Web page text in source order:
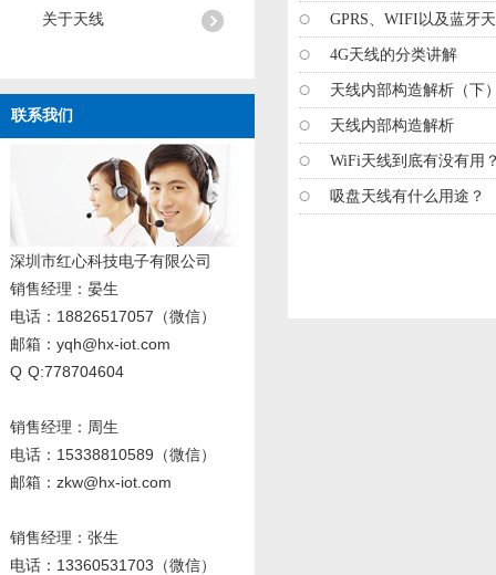
关于天线
联系我们
深圳市红心科技电子有限公司
销售经理 ：晏生
电话：18826517057（微信）
邮箱：yqh@hx-iot.com
Q Q:778704604
销售经理：周生
电话 ：15338810589 （微信）
邮箱：zkw@hx-iot.com
销售经理：张生
电话 ：13360531703 （微信）
GPRS、WIFI以及蓝牙
4G天线的分类讲解
天线内部构造解析（下
天线内部构造解析
WiFi天线到底有没有用
吸盘天线有什么用途？